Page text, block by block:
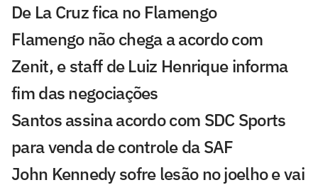
De La Cruz fica no Flamengo
Flamengo não chega a acordo com
Zenit, e staff de Luiz Henrique informa
fim das negociações
Santos assina acordo com SDC Sports
para venda de controle da SAF
John Kennedy sofre lesão no joelho e vai